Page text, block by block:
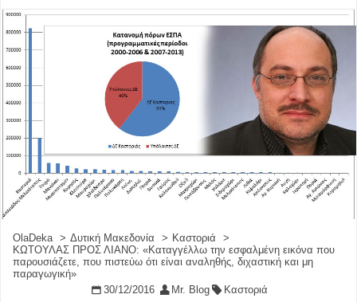
OlaDeka Δυτική Μακεδονία
Καστοριά
ΚΩΤΟΥΛΑΣ ΠΡΟΣ ΛΙΑΝΟ: «Καταγγέλλω την εσφαλμένη εικόνα που
παρουσιάζετε, που πιστεύω ότι είναι αναληθής, διχαστική και μη
παραγωγική»
30/12/2016
Mr. Blog Καστοριά